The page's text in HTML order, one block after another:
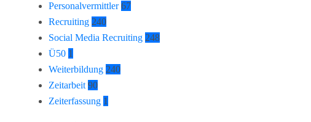
Personalvermittler 67
Recruiting 240
Social Media Recruiting 248
Ü50 1
Weiterbildung 240
Zeitarbeit 90
Zeiterfassung 1